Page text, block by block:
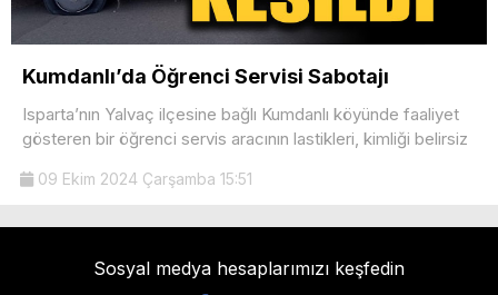
Kumdanlı’da Öğrenci Servisi Sabotajı
Isparta’nın Yalvaç ilçesine bağlı Kumdanlı köyünde faaliyet
gösteren bir öğrenci servis aracının lastikleri, kimliği belirsiz
09 Ekim 2024 Çarşamba 15:51
Sosyal medya hesaplarımızı keşfedin